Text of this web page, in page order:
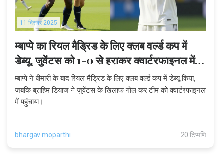
11 दिसंबर 2025
म्बाप्पे का रियल मैड्रिड के लिए क्लब वर्ल्ड कप में
डेब्यू, जुवेंटस को 1-0 से हराकर क्वार्टरफाइनल में
पहुंचे
म्बाप्पे ने बीमारी के बाद रियल मैड्रिड के लिए क्लब वर्ल्ड कप में डेब्यू किया,
जबकि ब्राहिम डियाज ने जुवेंटस के खिलाफ गोल कर टीम को क्वार्टरफाइनल
में पहुंचाया।
bhargav moparthi 20 टिप्पणि